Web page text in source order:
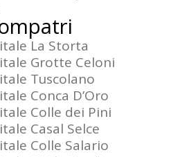
La Storta
Grotte Celoni
Tuscolano
Conca D’Oro
Colle dei Pini
Casal Selce
Colle Salario